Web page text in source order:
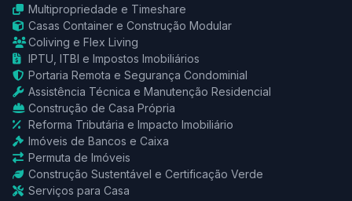
Multipropriedade e Timeshare
Casas Container e Construção Modular
Coliving e Flex Living
IPTU, ITBI e Impostos Imobiliários
Portaria Remota e Segurança Condominial
Assistência Técnica e Manutenção Residencial
Construção de Casa Própria
Reforma Tributária e Impacto Imobiliário
Imóveis de Bancos e Caixa
Permuta de Imóveis
Construção Sustentável e Certificação Verde
Serviços para Casa